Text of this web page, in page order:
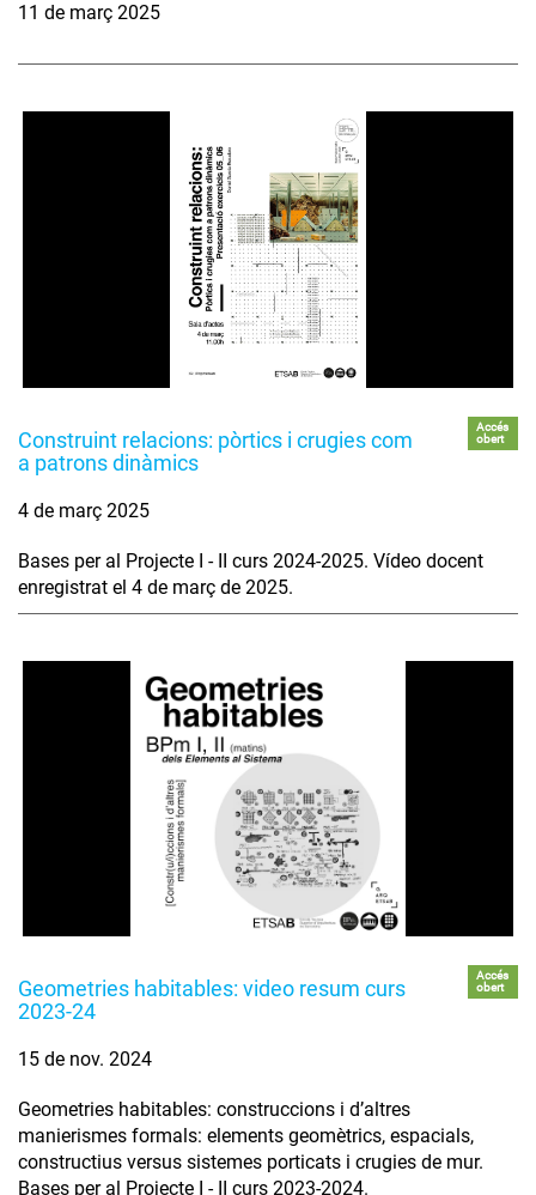
11 de març 2025
Construint relacions: pòrtics i crugies com
a patrons dinàmics
Accés
obert
4 de març 2025
Bases per al Projecte I - II curs 2024-2025. Vídeo docent
enregistrat el 4 de març de 2025.
Geometries habitables: video resum curs
2023-24
Accés
obert
15 de nov. 2024
Geometries habitables: construccions i d’altres
manierismes formals: elements geomètrics, espacials,
constructius versus sistemes porticats i crugies de mur.
Bases per al Projecte I - II curs 2023-2024.